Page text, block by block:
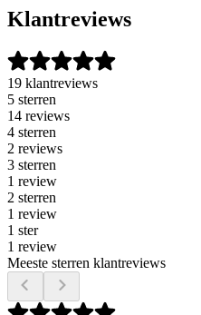
Klantreviews
19 klantreviews
5 sterren
14 reviews
4 sterren
2 reviews
3 sterren
1 review
2 sterren
1 review
1 ster
1 review
Meeste sterren klantreviews